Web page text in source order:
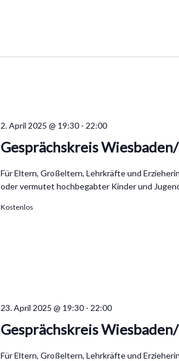
Gesprächskreis
2. April 2025 @ 19:30 - 22:00
Für Eltern, Großeltern, Lehrkräfte und
oder vermutet hochbegabter Kinder und
Kostenlos
Gesprächskreis
23. April 2025 @ 19:30 - 22:00
Für Eltern, Großeltern, Lehrkräfte und